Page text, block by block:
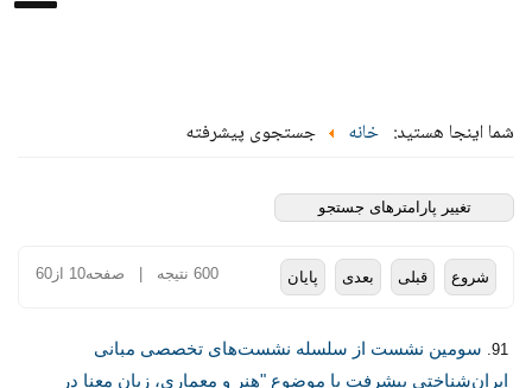
شما اینجا هستید: خانه جستجوی پیشرفته
تغییر پارامترهای جستجو
شروع قبلی بعدی پایان 600 نتیجه | صفحه10 از60
91.
سومین نشست از سلسله نشست‌های تخصصی مبانی
ایران‌شناختی پیشرفت با موضوع "هنر و معماری، زبان معنا در